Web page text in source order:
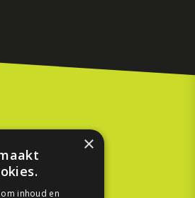
×
inhoud en